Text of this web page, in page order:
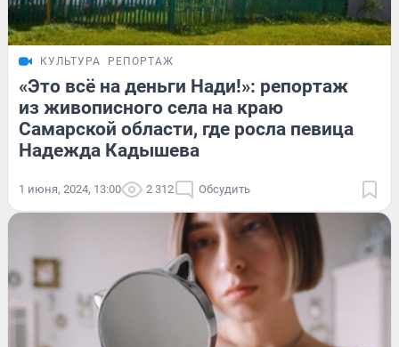
КУЛЬТУРА РЕПОРТАЖ
«Это всё на деньги Нади!»: репортаж
из живописного села на краю
Самарской области, где росла певица
Надежда Кадышева
1 июня, 2024, 13:00 2 312 Обсудить